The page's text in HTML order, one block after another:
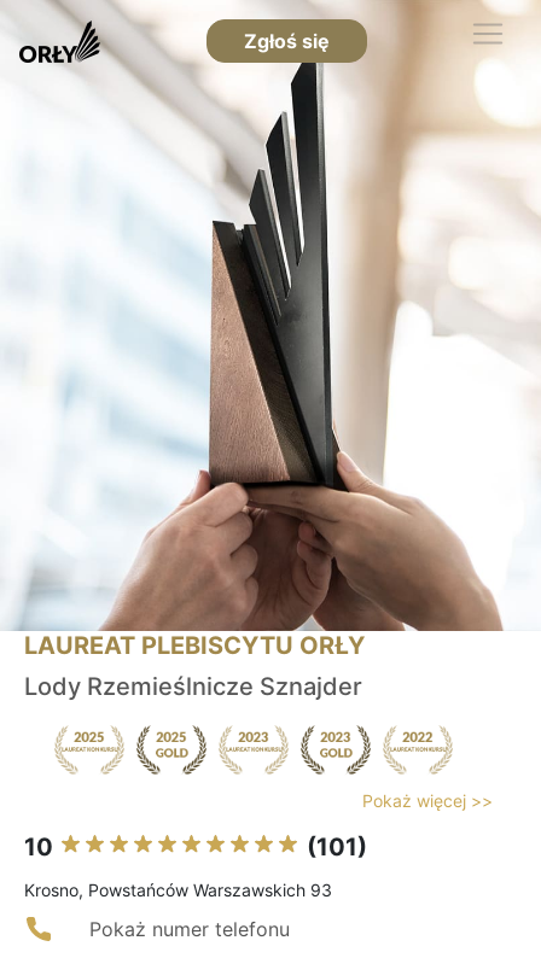
Zgłoś się
LAUREAT PLEBISCYTU ORŁY
Lody Rzemieślnicze Sznajder
Pokaż więcej >>
10 (101)
Krosno, Powstańców Warszawskich 93
Pokaż numer telefonu